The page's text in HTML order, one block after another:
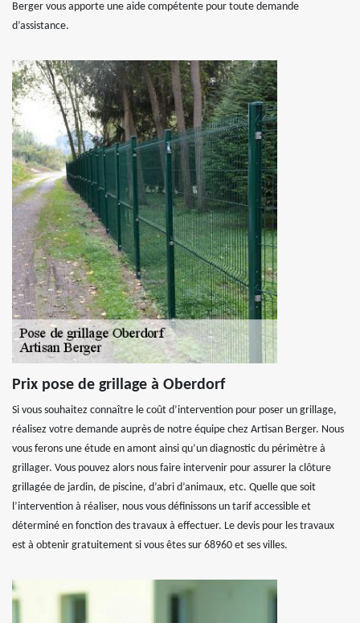
Berger vous apporte une aide compétente pour toute demande
d’assistance.
Prix pose de grillage à Oberdorf
Si vous souhaitez connaître le coût d’intervention pour poser un grillage,
réalisez votre demande auprès de notre équipe chez Artisan Berger. Nous
vous ferons une étude en amont ainsi qu’un diagnostic du périmètre à
grillager. Vous pouvez alors nous faire intervenir pour assurer la clôture
grillagée de jardin, de piscine, d’abri d’animaux, etc. Quelle que soit
l’intervention à réaliser, nous vous définissons un tarif accessible et
déterminé en fonction des travaux à effectuer. Le devis pour les travaux
est à obtenir gratuitement si vous êtes sur 68960 et ses villes.